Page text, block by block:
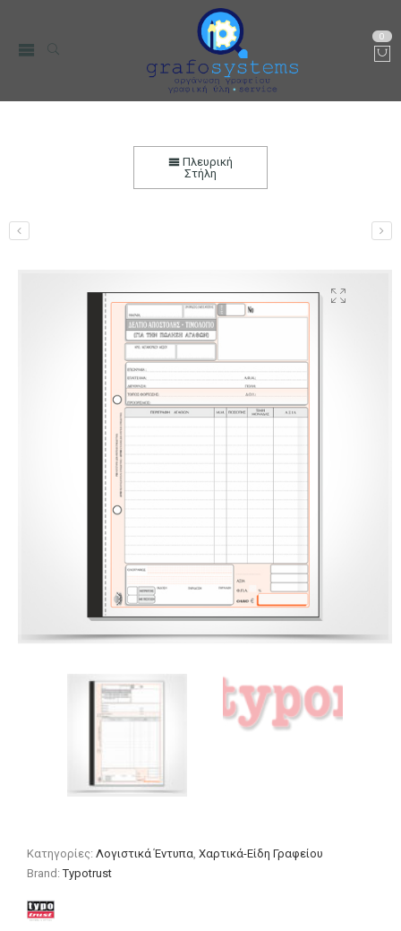
0
2πλότυπο, Μία στήλη Φ.Π.Α., Αυτογραφικό
Χαρτικά-Είδη Γραφείου Λογιστικά Έντυπα
Πλευρική
Στήλη
Κατηγορίες:Λογιστικά Έντυπα,Χαρτικά-Είδη Γραφείου
Brand:Typotrust